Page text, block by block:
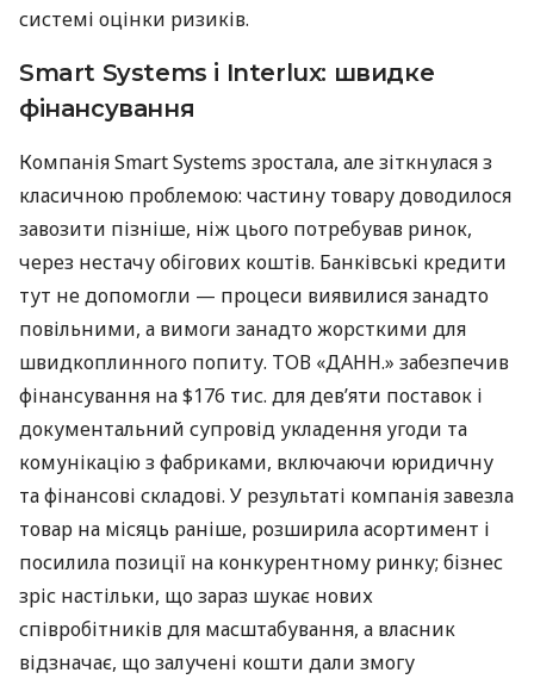
системі оцінки ризиків.
Smart Systems і Interlux: швидке
фінансування
Компанія Smart Systems зростала, але зіткнулася з
класичною проблемою: частину товару доводилося
завозити пізніше, ніж цього потребував ринок,
через нестачу обігових коштів. Банківські кредити
тут не допомогли — процеси виявилися занадто
повільними, а вимоги занадто жорсткими для
швидкоплинного попиту. ТОВ «ДАНН.» забезпечив
фінансування на $176 тис. для дев’яти поставок і
документальний супровід укладення угоди та
комунікацію з фабриками, включаючи юридичну
та фінансові складові. У результаті компанія завезла
товар на місяць раніше, розширила асортимент і
посилила позиції на конкурентному ринку; бізнес
зріс настільки, що зараз шукає нових
співробітників для масштабування, а власник
відзначає, що залучені кошти дали змогу